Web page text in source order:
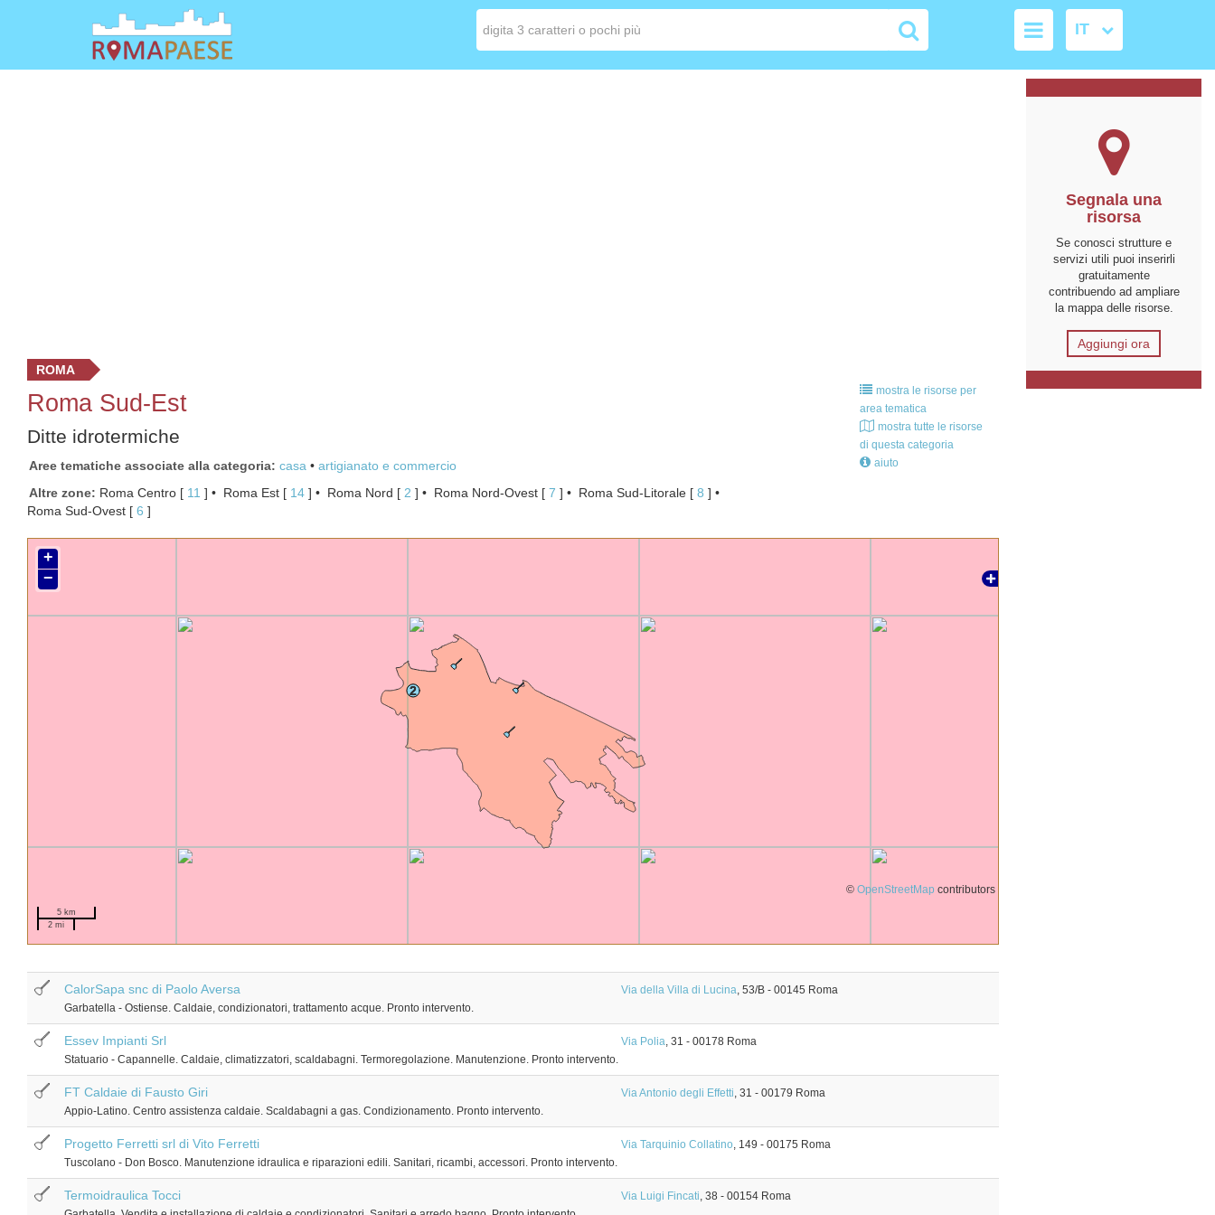
ROMA
Roma Sud-Est
Ditte idrotermiche
Aree tematiche associate alla categoria casa
artigianato e commercio
Altre zone
Roma Centro [ 11 ] Roma Est [ 14 ] Roma Nord [ 2 ] Roma Nord-Ovest [ 7 ] Roma Sud-Litorale [ 8 ]
Roma Sud-Ovest [ 6 ]
mostra le risorse per
area tematica
mostra tutte le risorse
di questa categoria
aiuto
2
2
+
−
© OpenStreetMap contributors
5 km
2 mi
CalorSapa snc di Paolo Aversa Via della Villa di Lucina, 53/B - 00145 Roma
Garbatella - Ostiense. Caldaie, condizionatori, trattamento acque. Pronto intervento.
Essev Impianti Srl Via Polia, 31 - 00178 Roma
Statuario - Capannelle. Caldaie, climatizzatori, scaldabagni. Termoregolazione. Manutenzione. Pronto intervento.
FT Caldaie di Fausto Giri Via Antonio degli Effetti, 31 - 00179 Roma
Appio-Latino. Centro assistenza caldaie. Scaldabagni a gas. Condizionamento. Pronto intervento.
Progetto Ferretti srl di Vito Ferretti Via Tarquinio Collatino, 149 - 00175 Roma
Tuscolano - Don Bosco. Manutenzione idraulica e riparazioni edili. Sanitari, ricambi, accessori. Pronto intervento.
Termoidraulica Tocci Via Luigi Fincati, 38 - 00154 Roma
Segnala una
risorsa
Se conosci strutture e
servizi utili puoi inserirli
gratuitamente
contribuendo ad ampliare
la mappa delle risorse.
Aggiungi ora